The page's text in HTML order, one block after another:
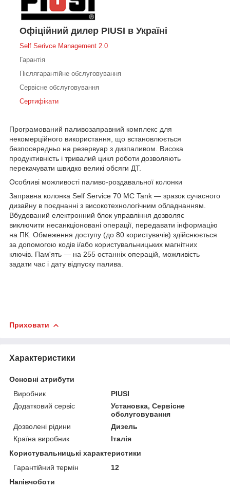
Офіційний дилер PIUSI в Україні
Self Serivce Management 2.0
Гарантія
Післягарантійне обслуговування
Сервісне обслуговування
Сертифікати
Програмований паливозаправний комплекс для
некомерційного використання, що встановлюється
безпосередньо на резервуар з дизпаливом. Висока
продуктивність і тривалий цикл роботи дозволяють
перекачувати швидко великі обсяги ДТ.
Особливі можливості паливо-роздавальної колонки
Заправна колонка Self Service 70 MC Tank — зразок сучасного
дизайну в поєднанні з високотехнологічним обладнанням.
Вбудований електронний блок управління дозволяє
виключити несанкціоновані операції, передавати інформацію
на ПК. Обмеження доступу (до 80 користувачів) здійснюється
за допомогою кодів і/або користувальницьких магнітних
ключів. Пам'ять — на 255 останніх операцій, можливість
задати час і дату відпуску палива.
Приховати
Характеристики
Основні атрибути
Виробник
PIUSI
Додатковий сервіс
Установка, Сервісне
обслуговування
Дозволені рідини
Дизель
Країна виробник
Італія
Користувальницькі характеристики
Гарантійний термін
12
Напівчоботи